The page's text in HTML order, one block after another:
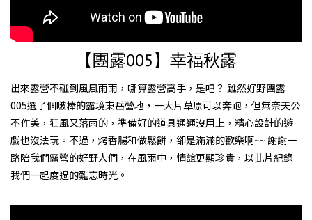
【團露005】幸福秋露
出來露營不碰到風風雨雨，哪算露營高手，是吧？ 雖然好野團露
005選了個啵棒的露境東岳營地，一大片草原可以奔跑，但無奈天公
不作美，狂風又落雨的，準備好的道具通通沒用上，精心設計的遊
戲也沒法玩。不過，烤香腸和做鬆餅，卻是滿滿的歡樂啊~~ 謝謝一
路陪我們露營的好野人們，在風雨中，情誼更顯珍貴，以此片紀錄
我們一起度過的難忘時光。